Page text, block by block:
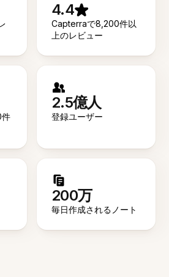
4.4
Capterraで8,200件以
上のレビュー
2.5億人
登録ユーザー
200万
毎日作成されるノート